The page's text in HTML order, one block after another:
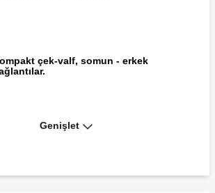
çek-valf, somun - erkek
Genişlet